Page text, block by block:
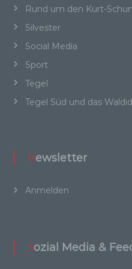
Rund um den Kurt-
Silvester
Social Media
Sport
Tegel
Tegel Süd und das
Newsletter
Anmelden
Sozial Media &
besonderen
psychischen,
sozialen Identität
personenbezogene
werden.
c) Verarbeitung